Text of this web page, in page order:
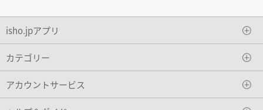
isho.jpアプリ
カテゴリー
アカウントサービス